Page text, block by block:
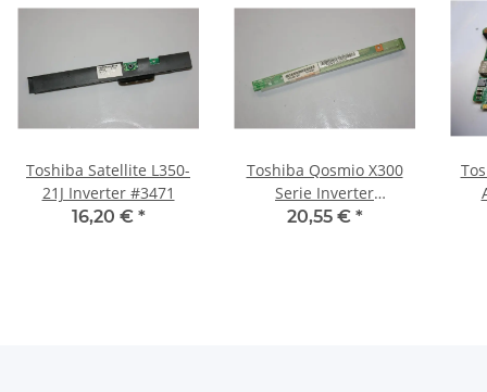
Toshiba Satellite L350-
21J Inverter #3471
16,20 € *
Toshiba Qosmio X300
Serie Inverter
PK070006T20 #3449
20,55 € *